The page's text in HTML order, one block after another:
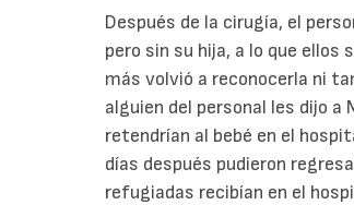
Después de la cirugía, el
pero sin su hija, a lo que ellos
más volvió a reconocerla ni
alguien del personal les dijo a
retendrían al bebé en el
días después pudieron
refugiadas recibían en el